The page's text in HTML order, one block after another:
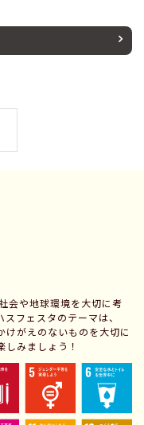
会や地球環境を大切に考
フェスタのテーマは、
けがえのないものを大切に
みましょう！